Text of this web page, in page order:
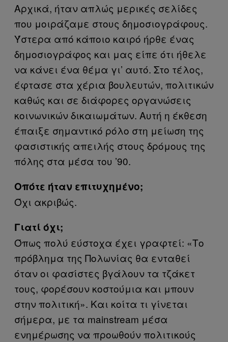
Αρχικά, ήταν απλώς μερικές σελίδες
που μοιράζαμε στους δημοσιογράφους.
Ύστερα από κάποιο καιρό ήρθε ένας
δημοσιογράφος και μας είπε ότι ήθελε
να κάνει ένα θέμα γι’ αυτό. Στο τέλος,
έφτασε στα χέρια βουλευτών, πολιτικών
καθώς και σε διάφορες οργανώσεις
κοινωνικών δικαιωμάτων. Αυτή η έκθεση
έπαιξε σημαντικό ρόλο στη μείωση της
φασιστικής απειλής στους δρόμους της
πόλης στα μέσα του ’90.
Οπότε ήταν επιτυχημένο;
Όχι ακριβώς.
Γιατί όχι;
Όπως πολύ εύστοχα έχει γραφτεί: «Το
πρόβλημα της Πολωνίας θα ενταθεί
όταν οι φασίστες βγάλουν τα τζάκετ
τους, φορέσουν κοστούμια και μπουν
στην πολιτική». Και κοίτα τι γίνεται
σήμερα, με τα mainstream μέσα
ενημέρωσης να προωθούν πολιτικούς